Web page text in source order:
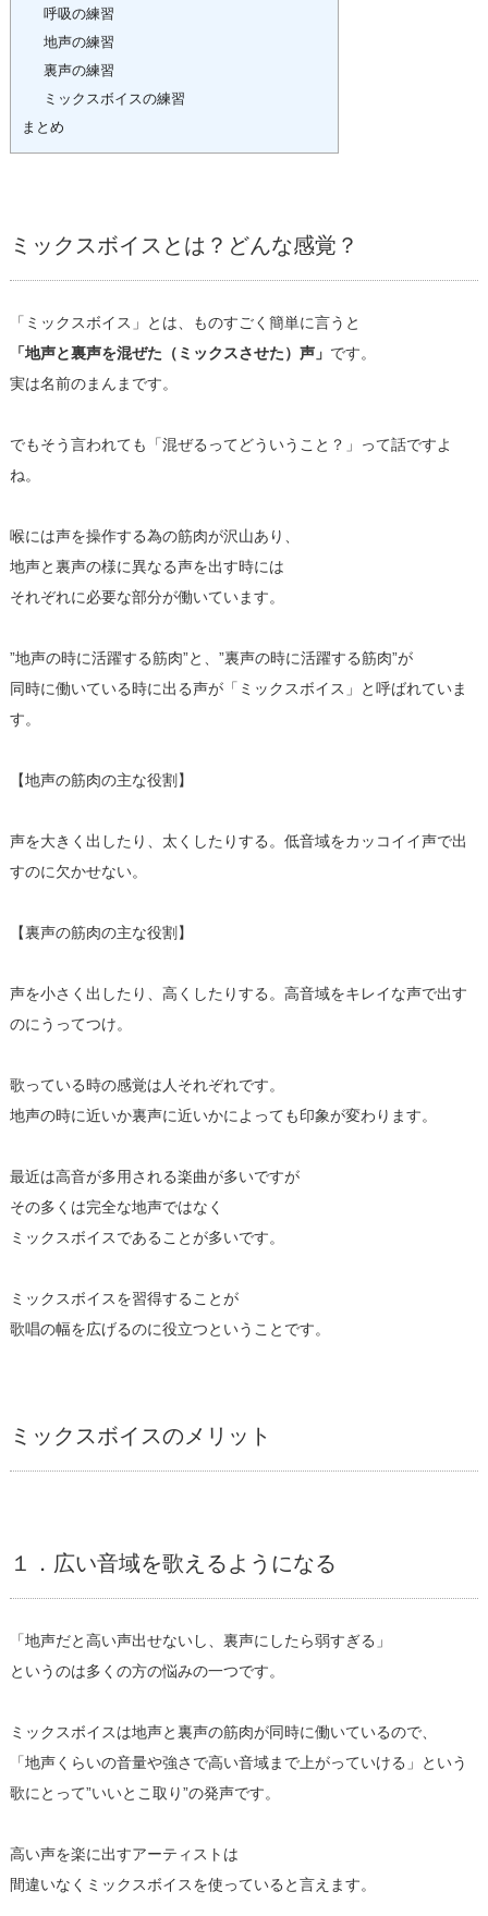
呼吸の練習
地声の練習
裏声の練習
ミックスボイスの練習
まとめ
ミックスボイスとは？どんな感覚？
「ミックスボイス」とは、ものすごく簡単に言うと
「地声と裏声を混ぜた（ミックスさせた）声」 です。
実は名前のまんまです。
でもそう言われても「混ぜるってどういうこと？」って話ですよ
ね。
喉には声を操作する為の筋肉が沢山あり、
地声と裏声の様に異なる声を出す時には
それぞれに必要な部分が働いています。
”地声の時に活躍する筋肉”と、”裏声の時に活躍する筋肉”が
同時に働いている時に出る声が「ミックスボイス」と呼ばれていま
す。
【地声の筋肉の主な役割】
声を大きく出したり、太くしたりする。低音域をカッコイイ声で出
すのに欠かせない。
【裏声の筋肉の主な役割】
声を小さく出したり、高くしたりする。高音域をキレイな声で出す
のにうってつけ。
歌っている時の感覚は人それぞれです。
地声の時に近いか裏声に近いかによっても印象が変わります。
最近は高音が多用される楽曲が多いですが
その多くは完全な地声ではなく
ミックスボイスであることが多いです。
ミックスボイスを習得することが
歌唱の幅を広げるのに役立つということです。
ミックスボイスのメリット
１．広い音域を歌えるようになる
「地声だと高い声出せないし、裏声にしたら弱すぎる」
というのは多くの方の悩みの一つです。
ミックスボイスは地声と裏声の筋肉が同時に働いているので、
「地声くらいの音量や強さで高い音域まで上がっていける」という
歌にとって”いいとこ取り”の発声です。
高い声を楽に出すアーティストは
間違いなくミックスボイスを使っていると言えます。